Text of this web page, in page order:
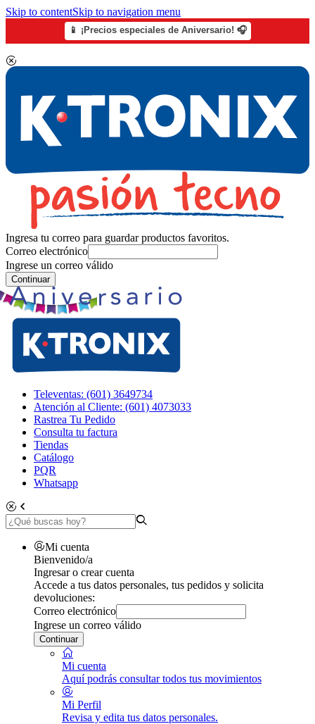
Skip to contentSkip to navigation menu
📱 ¡Precios especiales de Aniversario! 🎧
Ingresa tu correo para guardar productos favoritos.
Correo electrónico
Ingrese un correo válido
Continuar
Televentas: (601) 3649734
Atención al Cliente: (601) 4073033
Rastrea Tu Pedido
Consulta tu factura
Tiendas
Catálogo
PQR
Whatsapp
Mi cuenta
Bienvenido/a
Ingresar o crear cuenta
Accede a tus datos personales, tus pedidos y solicita
devoluciones:
Correo electrónico
Ingrese un correo válido
Continuar
Mi cuenta
Aquí podrás consultar todos tus movimientos
Mi Perfil
Revisa y edita tus datos personales.